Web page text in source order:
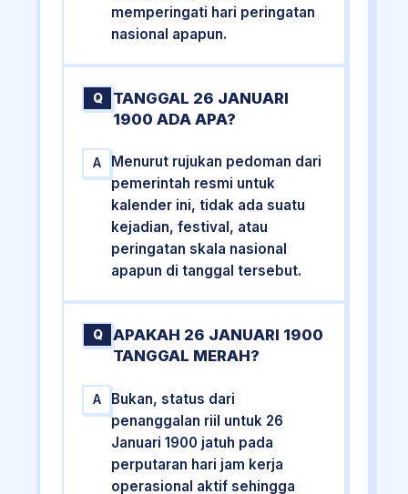
memperingati hari peringatan
nasional apapun.
Q
TANGGAL 26 JANUARI
1900 ADA APA?
A
Menurut rujukan pedoman dari
pemerintah resmi untuk
kalender ini, tidak ada suatu
kejadian, festival, atau
peringatan skala nasional
apapun di tanggal tersebut.
Q
APAKAH 26 JANUARI 1900
TANGGAL MERAH?
A
Bukan, status dari
penanggalan riil untuk 26
Januari 1900 jatuh pada
perputaran hari jam kerja
operasional aktif sehingga